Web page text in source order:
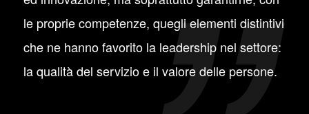
le proprie competenze, quegli elementi distintivi
che ne hanno favorito la leadership nel settore:
la qualità del servizio e il valore delle persone.